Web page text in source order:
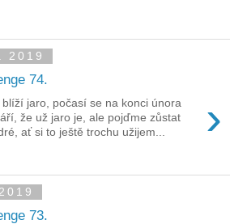
2019
74.
›
blíží jaro, počasí se na konci února
že už jaro je, ale pojďme zůstat
ať si to ještě trochu užijem...
73.